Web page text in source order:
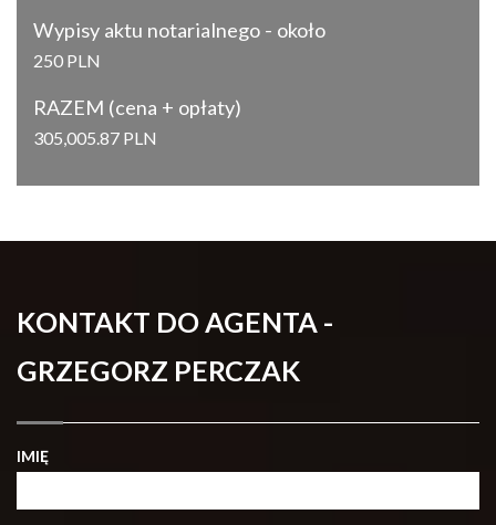
Wypisy aktu notarialnego - około
250 PLN
RAZEM (cena + opłaty)
305,005.87 PLN
KONTAKT DO AGENTA -
GRZEGORZ PERCZAK
IMIĘ